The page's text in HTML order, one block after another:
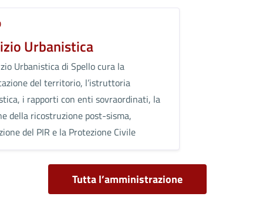
Urbanistica
Urbanistica di Spello cura la
del territorio, l’istruttoria
i rapporti con enti sovraordinati, la
della ricostruzione post-sisma,
del PIR e la Protezione Civile
Tutta l’amministrazione